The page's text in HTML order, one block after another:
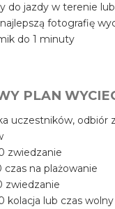
do jazdy w terenie
fotografię
do 1 minuty
PLAN
uczestników, odbiór
zwiedzanie
czas na plażowanie
zwiedzanie
kolacja lub czas wolny